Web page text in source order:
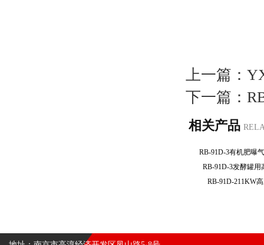
上一篇：
下一篇：
相关产品
RB-91D-3有机肥
RB-91D-3发酵罐
RB-91D-211KW